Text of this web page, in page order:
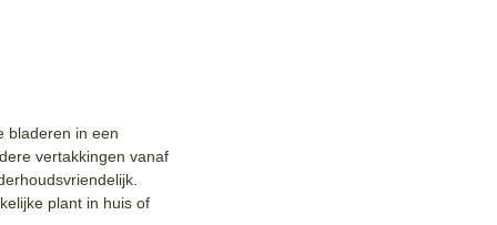
bladeren in een
vertakkingen vanaf
plant in huis of